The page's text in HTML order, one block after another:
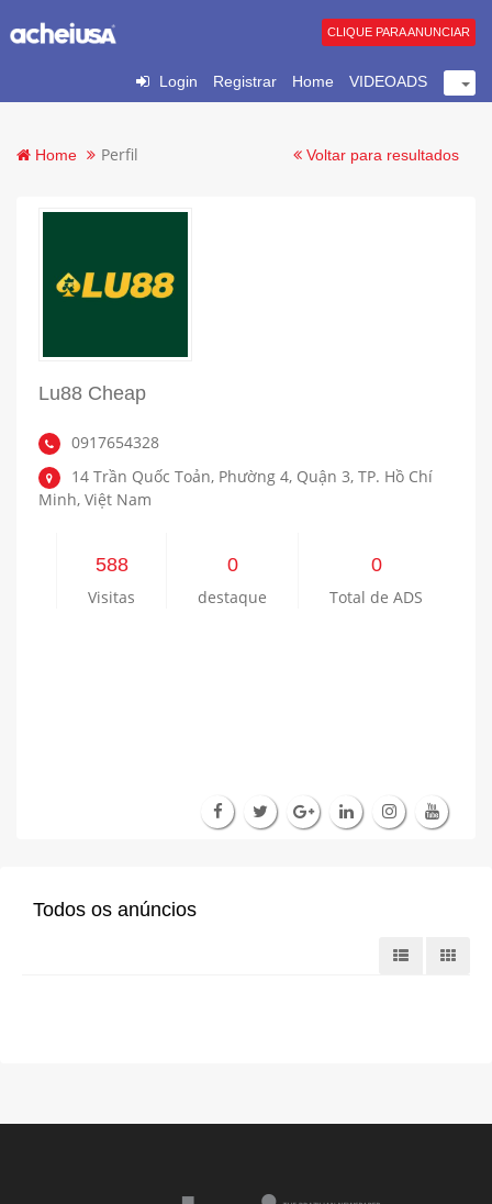
Login Registrar Home VIDEOADS
CLIQUE PARA ANUNCIAR
Home Perfil Voltar para resultados
Lu88 Cheap
0917654328
14 Trần Quốc Toản, Phường 4, Quận 3, TP. Hồ Chí
Minh, Việt Nam
588
Visitas
0
destaque
0
Total de ADS
Todos os anúncios